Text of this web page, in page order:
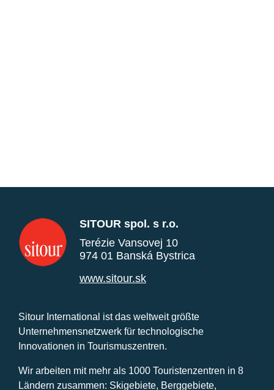
SITOUR spol. s r.o.
Terézie Vansovej 10
974 01 Banská Bystrica
www.sitour.sk
Sitour International ist das weltweit größte
Unternehmensnetzwerk für technologische
Innovationen in Tourismuszentren.
Wir arbeiten mit mehr als 1000 Touristenzentren in 8
Ländern zusammen: Skigebiete, Berggebiete,